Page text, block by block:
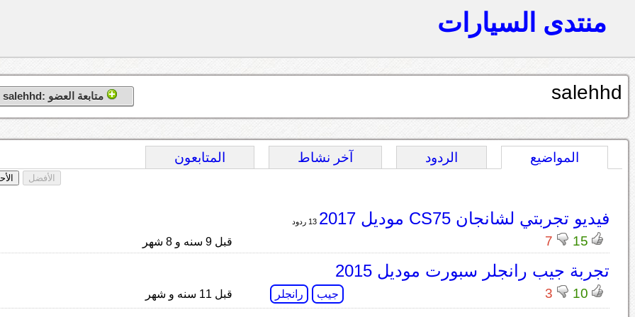
منتدى السيارات
salehhd متابعة العضو :salehhd
المواضيع الردود آخر نشاط المتابعون
الأفضل
فيديو تجربتي لشانجان CS75 موديل 2017 13 ردود
15
7 قبل 9 سنه و 8 شهر
تجربة جيب رانجلر سبورت موديل 2015
10
3 جيب رانجلر قبل 11 سنه و شهر